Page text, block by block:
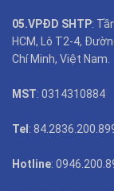
05.VPĐD SHTP:
HCM, Lô T2-4,
Chí Minh, Việt Nam.
MST: 0314310884
Tel :
Hotline: